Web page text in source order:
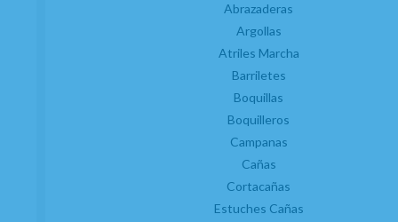
Abrazaderas
Argollas
Atriles Marcha
Barriletes
Boquillas
Boquilleros
Campanas
Cañas
Cortacañas
Estuches Cañas
SERVICIO TÉCNICO AUTORIZADO